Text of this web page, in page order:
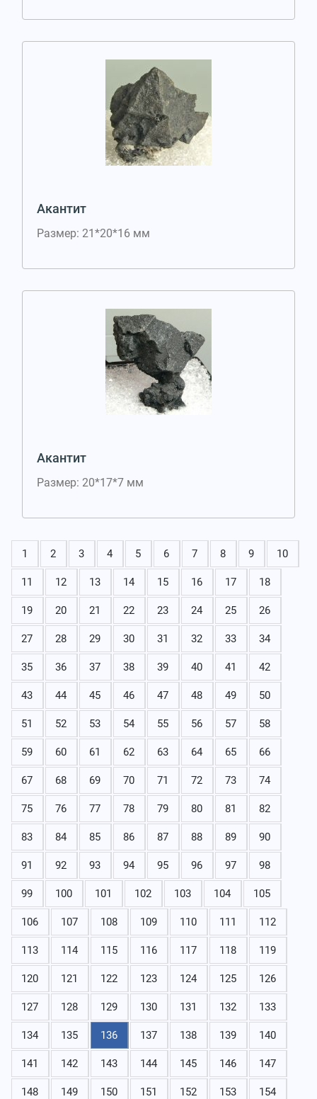
Акантит
Размер: 21*20*16 мм
Акантит
Размер: 20*17*7 мм
1 2 3 4 5 6 7 8 9 10
11 12 13 14 15 16 17 18
19 20 21 22 23 24 25 26
27 28 29 30 31 32 33 34
35 36 37 38 39 40 41 42
43 44 45 46 47 48 49 50
51 52 53 54 55 56 57 58
59 60 61 62 63 64 65 66
67 68 69 70 71 72 73 74
75 76 77 78 79 80 81 82
83 84 85 86 87 88 89 90
91 92 93 94 95 96 97 98
99 100 101 102 103 104 105
106 107 108 109 110 111 112
113 114 115 116 117 118 119
120 121 122 123 124 125 126
127 128 129 130 131 132 133
134 135 136 137 138 139 140
141 142 143 144 145 146 147
148 149 150 151 152 153 154